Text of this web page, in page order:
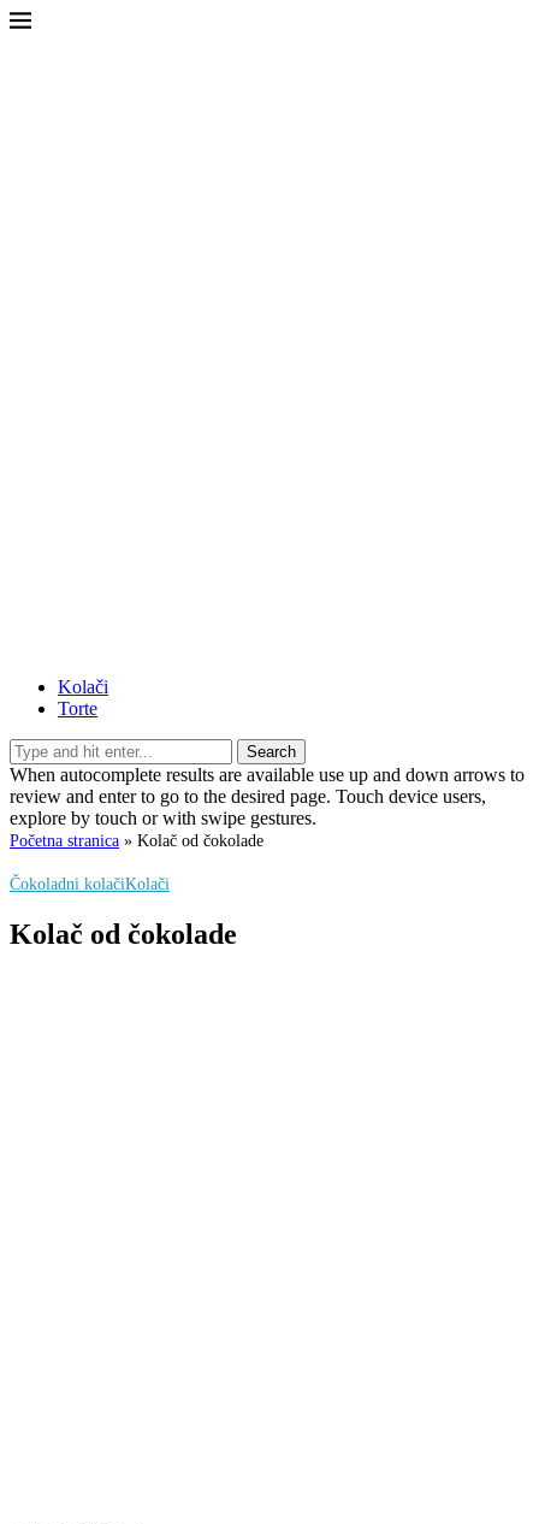
Kolači
Torte
Search
When autocomplete results are available use up and down arrows to
review and enter to go to the desired page. Touch device users,
explore by touch or with swipe gestures.
Početna stranica » Kolač od čokolade
Čokoladni kolačiKolači
Kolač od čokolade